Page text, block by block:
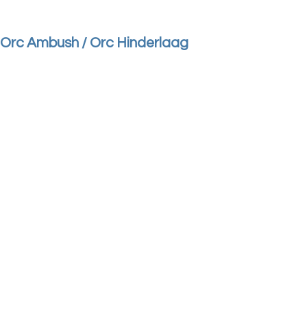
Orc Ambush / Orc Hinderlaag